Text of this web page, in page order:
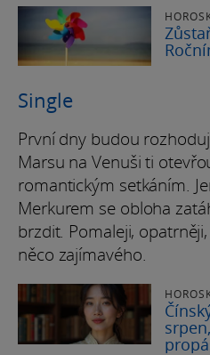
Single
První dny budou
Marsu na Venuši ti
romantickým setkáním.
Merkurem se obloha
brzdit. Pomaleji,
něco zajímavého.